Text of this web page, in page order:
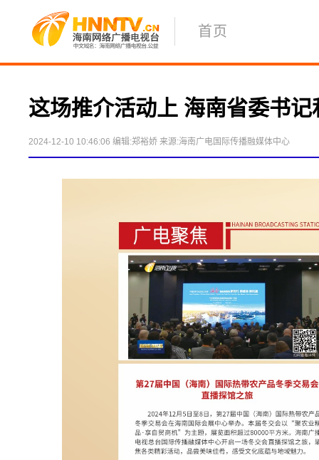
首页
这场推介活动上 海南省委书
2024-12-10 10:46:06 编辑:郑裕娇 来源:海南广电国际传播融媒体中心